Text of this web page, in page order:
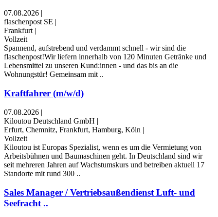
07.08.2026 |
flaschenpost SE |
Frankfurt |
Vollzeit
Spannend, aufstrebend und verdammt schnell - wir sind die
flaschenpost!Wir liefern innerhalb von 120 Minuten Getränke und
Lebensmittel zu unseren Kund:innen - und das bis an die
Wohnungstür! Gemeinsam mit ..
Kraftfahrer (m/w/d)
07.08.2026 |
Kiloutou Deutschland GmbH |
Erfurt, Chemnitz, Frankfurt, Hamburg, Köln |
Vollzeit
Kiloutou ist Europas Spezialist, wenn es um die Vermietung von
Arbeitsbühnen und Baumaschinen geht. In Deutschland sind wir
seit mehreren Jahren auf Wachstumskurs und betreiben aktuell 17
Standorte mit rund 300 ..
Sales Manager / Vertriebsaußendienst Luft- und
Seefracht ..